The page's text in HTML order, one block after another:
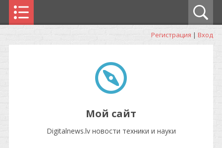
Регистрация | Вход
Мой сайт
Digitalnews.lv новости техники и науки